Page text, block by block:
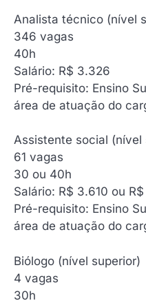
Analista técnico (nível
‍346 vagas
40h
Salário: R$ 3.326
Pré-requisito: Ensino
área de atuação do
Assistente social (nível
‍61 vagas
30 ou 40h
Salário: R$ 3.610 ou
Pré-requisito: Ensino
área de atuação do
Biólogo (nível superior)
‍4 vagas
30h